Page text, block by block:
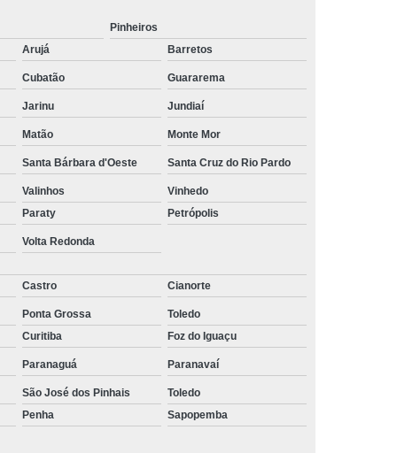
Terceirização de Portaria
de Serviços de Limpeza
Empresa de Terceirização São Paulo
Empresa Terceirização de Mão de Obra
Terceirização de Serviços
de Serviços de Qualidade
de Limpeza e Conservação
de Limpeza em Condomínios
de Limpeza Industrial
de Limpeza Predial
Terceirização de Limpezas
de Portaria e Limpeza
Pinheiros
Arujá Barretos
Cubatão Guararema
Jarinu Jundiaí
Matão Monte Mor
Santa Bárbara d'Oeste Santa Cruz do Rio Pardo
Valinhos
Vinhedo
Paraty Petrópolis
Volta Redonda
Castro Cianorte
Ponta Grossa
Toledo
Curitiba Foz do Iguaçu
Paranaguá Paranavaí
São José dos Pinhais
Toledo
Penha Sapopemba